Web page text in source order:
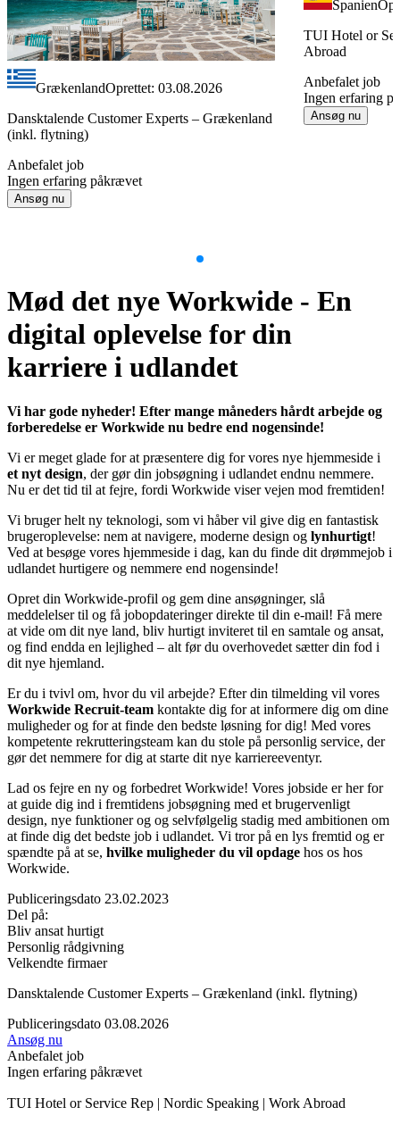
GrækenlandOprettet: 03.08.2026
Dansktalende Customer Experts – Grækenland
(inkl. flytning)
Anbefalet job
Ingen erfaring påkrævet
Ansøg nu
Spanien
TUI Hotel or
Abroad
Anbefalet job
Ingen erfaring
Ansøg nu
1
of
Mød det nye Workwide - En
digital oplevelse for din
karriere i udlandet
Vi har gode nyheder! Efter mange måneders hårdt arbejde og
forberedelse er Workwide nu bedre end nogensinde!
Vi er meget glade for at præsentere dig for vores nye hjemmeside i
et nyt design, der gør din jobsøgning i udlandet endnu nemmere.
Nu er det tid til at fejre, fordi Workwide viser vejen mod fremtiden!
Vi bruger helt ny teknologi, som vi håber vil give dig en fantastisk
brugeroplevelse: nem at navigere, moderne design og lynhurtigt!
Ved at besøge vores hjemmeside i dag, kan du finde dit drømmejob i
udlandet hurtigere og nemmere end nogensinde!
Opret din Workwide-profil og gem dine ansøgninger, slå
meddelelser til og få jobopdateringer direkte til din e-mail! Få mere
at vide om dit nye land, bliv hurtigt inviteret til en samtale og ansat,
og find endda en lejlighed – alt før du overhovedet sætter din fod i
dit nye hjemland.
Er du i tvivl om, hvor du vil arbejde? Efter din tilmelding vil vores
Workwide Recruit-team kontakte dig for at informere dig om dine
muligheder og for at finde den bedste løsning for dig! Med vores
kompetente rekrutteringsteam kan du stole på personlig service, der
gør det nemmere for dig at starte dit nye karriereeventyr.
Lad os fejre en ny og forbedret Workwide! Vores jobside er her for
at guide dig ind i fremtidens jobsøgning med et brugervenligt
design, nye funktioner og og selvfølgelig stadig med ambitionen om
at finde dig det bedste job i udlandet. Vi tror på en lys fremtid og er
spændte på at se, hvilke muligheder du vil opdage hos os hos
Workwide.
Publiceringsdato 23.02.2023
Del på:
Bliv ansat hurtigt
Personlig rådgivning
Velkendte firmaer
Dansktalende Customer Experts – Grækenland (inkl. flytning)
Publiceringsdato 03.08.2026
Ansøg nu
Anbefalet job
Ingen erfaring påkrævet
TUI Hotel or Service Rep | Nordic Speaking | Work Abroad